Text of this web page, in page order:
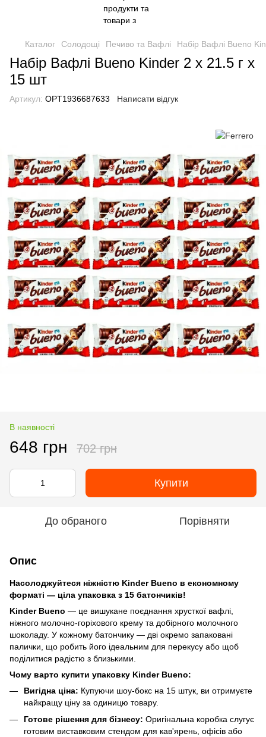
Каталог Солодощі Печиво та Вафлі Набір Вафлі Bueno
Набір Вафлі Bueno Kinder 2 х 21.5 г х
15 шт
Артикул: OPT1936687633 Написати відгук
В наявності
648 грн 702 грн
Купити
До обраного Порівняти
Опис
Насолоджуйтеся ніжністю Kinder Bueno в економному
форматі — ціла упаковка з 15 батончиків!
Kinder Bueno — це вишукане поєднання хрусткої вафлі,
ніжного молочно-горіхового крему та добірного молочного
шоколаду. У кожному батончику — дві окремо запаковані
палички, що робить його ідеальним для перекусу або щоб
поділитися радістю з близькими.
Чому варто купити упаковку Kinder Bueno:
Вигідна ціна: Купуючи шоу-бокс на 15 штук, ви отримуєте
найкращу ціну за одиницю товару.
Готове рішення для бізнесу: Оригінальна коробка слугує
готовим виставковим стендом для кав'ярень, офісів або